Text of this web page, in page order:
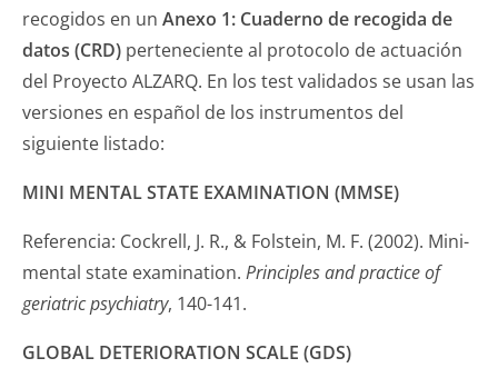
recogidos en un Anexo 1: Cuaderno de recogida de
datos (CRD) perteneciente al protocolo de actuación
del Proyecto ALZARQ. En los test validados se usan las
versiones en español de los instrumentos del
siguiente listado:
MINI MENTAL STATE EXAMINATION (MMSE)
Referencia: Cockrell, J. R., & Folstein, M. F. (2002). Mini-
mental state examination. Principles and practice of
geriatric psychiatry, 140-141.
GLOBAL DETERIORATION SCALE (GDS)